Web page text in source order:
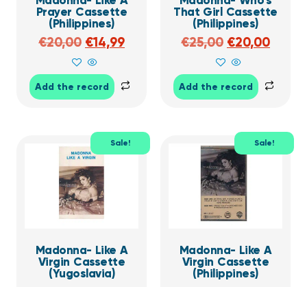
Prayer Cassette
(Philippines)
€20,00 €14,99
Add the record
That Girl Cassette
(Philippines)
€25,00 €20,00
Add the record
Sale!
Madonna- Like A
Virgin Cassette
(Yugoslavia)
Sale!
Madonna- Like A
Virgin Cassette
(Philippines)